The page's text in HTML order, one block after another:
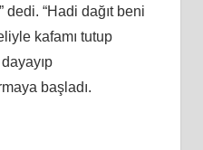
dedi. “Hadi dağıt beni
kafamı tutup
başladı.